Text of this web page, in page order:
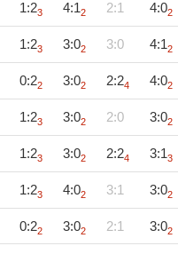
1:23 4:12 2:1 4:02
1:23 3:02 3:0 4:12
0:22 3:02 2:24 4:02
1:23 3:02 2:0 3:02
1:23 3:02 2:24 3:13
1:23 4:02 3:1 3:02
0:22 3:02 2:1 3:02